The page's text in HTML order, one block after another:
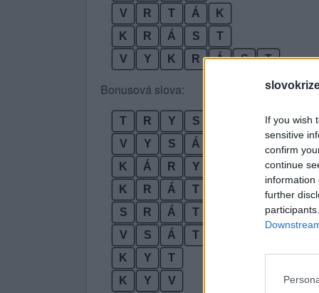
If you wish
sensitive
confirm
continue
information
further
V
R T Á
K
K
R Á S
T
V
Y K R Á S T
Bonusová slova:
T R Y S
V
Y S Á
K
Á R
Y
K
R Á
T
S
R Á
T
V
S Á
T
K
Y
T
K
Y
V